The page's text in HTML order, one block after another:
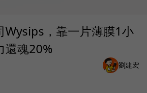
Wysips，靠一片薄膜1小
還魂20%
劉建宏